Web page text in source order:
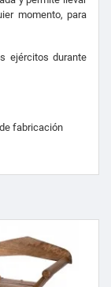
momento, para
ejércitos durante
fabricación